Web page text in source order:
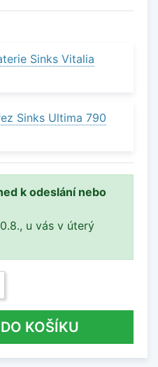
Sinks Vitalia
Sinks Ultima 790
k odeslání nebo
u vás v úterý
KOŠÍKU